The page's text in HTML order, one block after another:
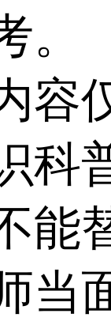
。
容
科
能
当